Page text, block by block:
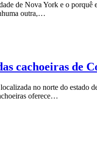
de Nova York e o porquê
outra,…
cachoeiras de
no norte do estado
oferece…